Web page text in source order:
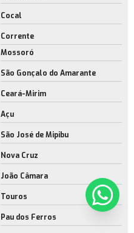
Cocal
Corrente
Mossoró
São Gonçalo do Amarante
Ceará-Mirim
Açu
São José de Mipibu
Nova Cruz
João Câmara
Touros
Pau dos Ferros